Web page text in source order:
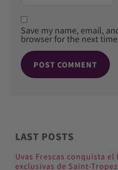
Save my name, email,
browser for the next
LAST POSTS
Uvas Frescas conquista
exclusivas de Saint-